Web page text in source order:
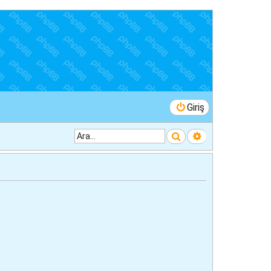
Giriş
Ara Gelişmiş arama